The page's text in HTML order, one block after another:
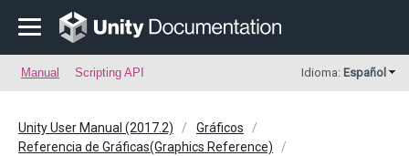
Manual Scripting API Idioma: Español
Unity User Manual (2017.2)
Gráficos
Referencia de Gráficas(Graphics Reference)